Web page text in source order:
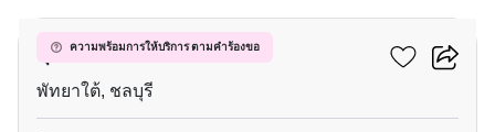
ความพร้อมการให้บริการ ตามคำร้องขอ
สุขสบาย วิลล่า พัทยา
พัทยาใต้, ชลบุรี